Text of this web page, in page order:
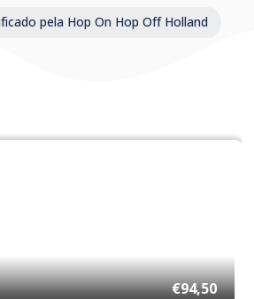
pela Hop On Hop Off Holland
€94,50